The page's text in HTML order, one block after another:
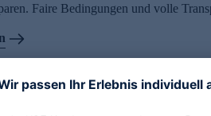
Faire Bedingungen und volle
Gutschein erhalten